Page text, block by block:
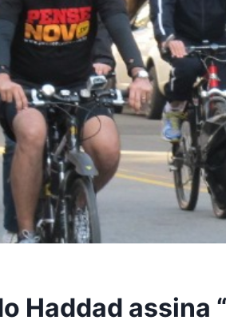
Haddad assina